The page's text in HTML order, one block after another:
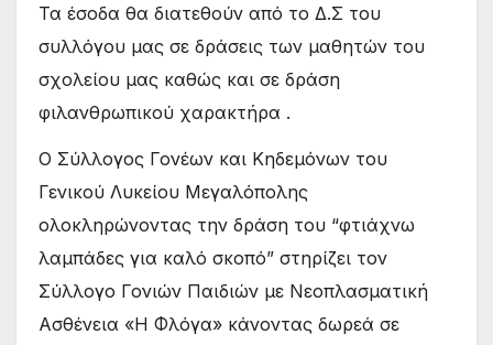
Τα έσοδα θα διατεθούν από το Δ.Σ του
συλλόγου μας σε δράσεις των μαθητών του
σχολείου μας καθώς και σε δράση
φιλανθρωπικού χαρακτήρα .
Ο Σύλλογος Γονέων και Κηδεμόνων του
Γενικού Λυκείου Μεγαλόπολης
ολοκληρώνοντας την δράση του “φτιάχνω
λαμπάδες για καλό σκοπό” στηρίζει τον
Σύλλογο Γονιών Παιδιών με Νεοπλασματική
Ασθένεια «Η Φλόγα» κάνοντας δωρεά σε